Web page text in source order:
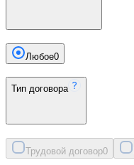
Любое0
Тип договора
Трудовой договор0